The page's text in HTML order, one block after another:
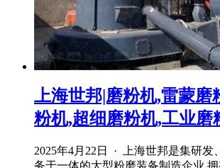
上海世邦|磨粉机,雷蒙磨
粉机,超细磨粉机,工业磨
2025年4月22日 · 上海世邦是集研发
务于一体的大型粉磨装备制造企业,